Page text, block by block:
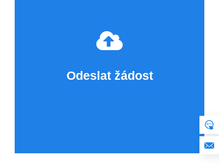
Odeslat žádost